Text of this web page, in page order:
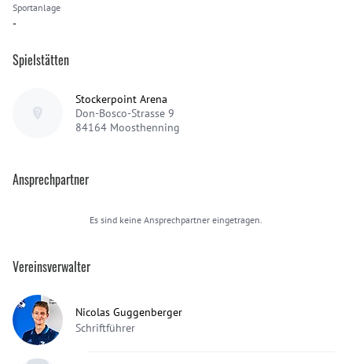
Sportanlage
-
Spielstätten
Stockerpoint Arena
Don-Bosco-Strasse 9
84164 Moosthenning
Ansprechpartner
Es sind keine Ansprechpartner eingetragen.
Vereinsverwalter
Nicolas Guggenberger
Schriftführer